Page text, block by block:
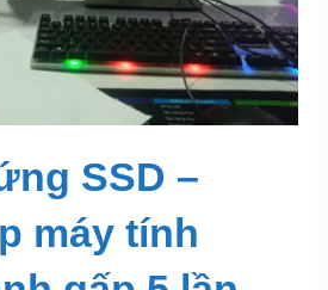
SSD –
máy tính